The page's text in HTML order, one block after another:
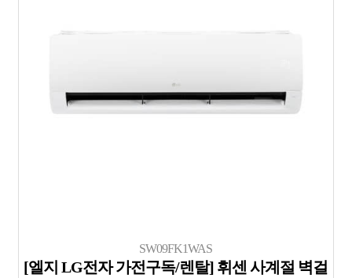
SW09FK1WAS
[엘지 LG전자 가전구독/렌탈] 휘센 사계절 벽걸